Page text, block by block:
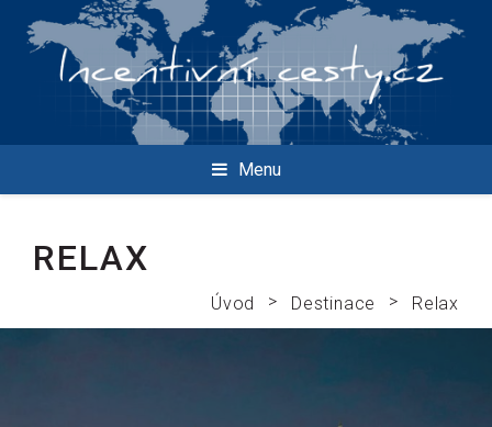
Menu
RELAX
Úvod > Destinace > Relax